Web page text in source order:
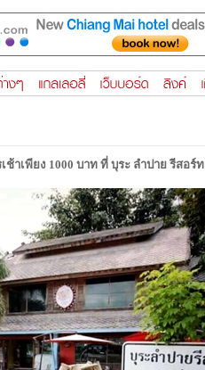
าเพียง 1000 บาท ที่ บุระ ลำปาย รีสอร์ท